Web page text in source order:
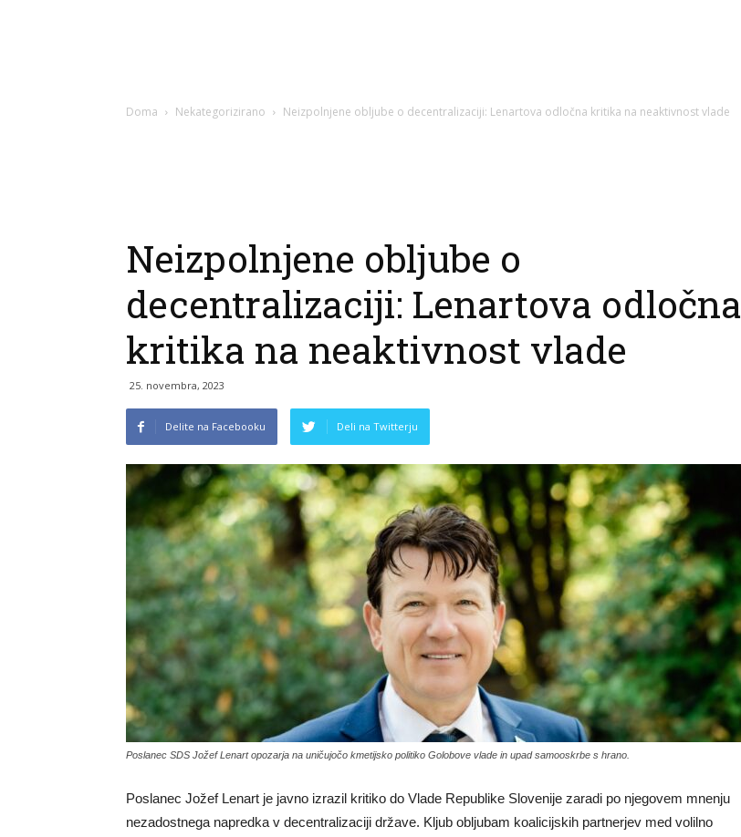
Doma Nekategorizirano Neizpolnjene obljube o decentralizaciji: Lenartova odločna kritika na neaktivnost vlade
Neizpolnjene obljube o
decentralizaciji: Lenartova odločna
kritika na neaktivnost vlade
25. novembra, 2023
Delite na Facebooku Deli na Twitterju
Poslanec SDS Jožef Lenart opozarja na uničujočo kmetijsko politiko Golobove vlade in upad samooskrbe s hrano.
Poslanec Jožef Lenart je javno izrazil kritiko do Vlade Republike Slovenije zaradi po njegovem mnenju
nezadostnega napredka v decentralizaciji države. Kljub obljubam koalicijskih partnerjev med volilno